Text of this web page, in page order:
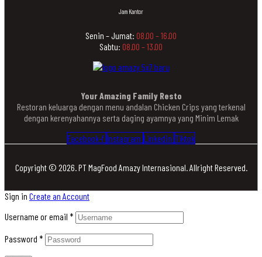
Jam Kantor
Senin – Jumat: 08.00 – 16.00
Sabtu: 08.00 – 13.00
Your Amazing Family Resto
Restoran keluarga dengan menu andalan Chicken Crips yang terkenal
dengan kerenyahannya serta daging ayamnya yang Minim Lemak
Facebook-f Instagram Linkedin Tiktok
Copyright © 2026. PT MagFood Amazy Internasional. Allright Reserved.
Sign in Create an Account
Username or email *
Password *